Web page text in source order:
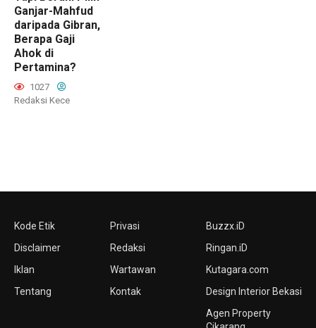
Ganjar-Mahfud
daripada Gibran,
Berapa Gaji
Ahok di
Pertamina?
1027
Redaksi Kece
Kode Etik
Disclaimer
Iklan
Tentang
Privasi
Redaksi
Wartawan
Kontak
Buzzx.iD
Ringan.iD
Kutagara.com
Design Interior Bekasi
Agen Property